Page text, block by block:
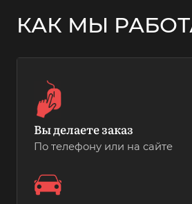
КАК МЫ
Вы делаете заказ
По телефону или на сайте